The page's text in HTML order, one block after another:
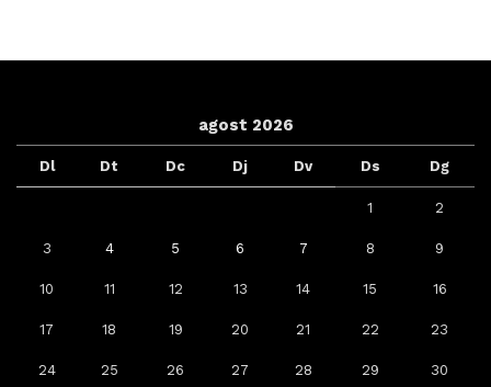
agost 2026
Dl Dt Dc Dj Dv Ds Dg
1 2
3 4 5 6 7 8 9
10 11 12 13 14 15 16
17 18 19 20 21 22 23
24 25 26 27 28 29 30